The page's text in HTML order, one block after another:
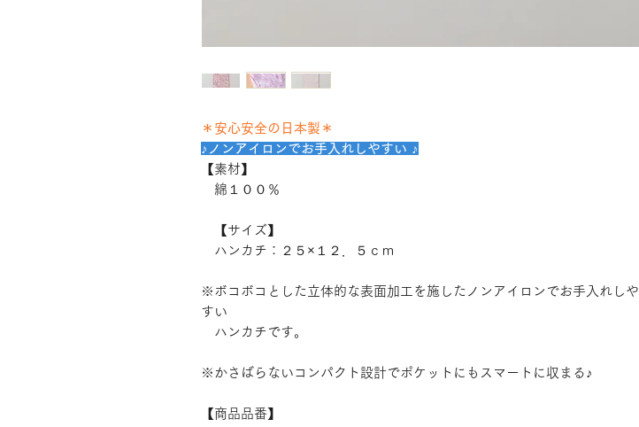
＊安心安全の日本製＊
♪ノンアイロンでお手入れしやすい ♪
【素材】
綿１００％
【サイズ】
ハンカチ：２５×１２．５ｃｍ
※ボコボコとした立体的な表面加工を施したノンアイロンでお手入れしや
すい
ハンカチです。
※かさばらないコンパクト設計でポケットにもスマートに収まる♪
【商品品番】